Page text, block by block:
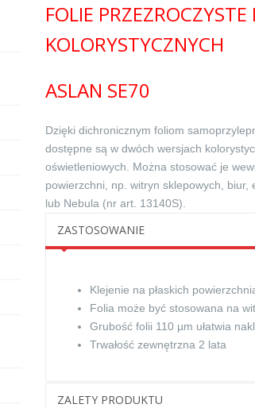
FOLIE
KOLORYSTYCZNYCH
ASLAN SE70
Dzięki dichronicznym foliom
dostępne są w dwóch wersjach
oświetleniowych. Można stosować je
powierzchni, np. witryn sklepowych,
lub Nebula (nr art. 13140S).
ZASTOSOWANIE
Klejenie na płaskich
Folia może być stosowana na
Grubość folii 110 µm ułatwia
Trwałość zewnętrzna 2 lata
ZALETY PRODUKTU